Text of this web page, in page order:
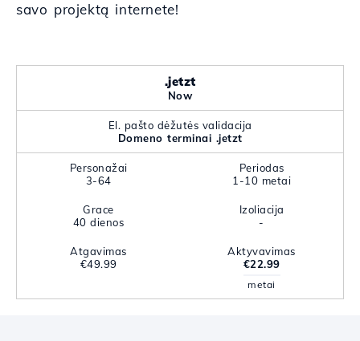
savo projektą internete!
.jetzt
Now
El. pašto dėžutės validacija
Domeno terminai .jetzt
Personažai
3-64
Periodas
1-10 metai
Grace
40 dienos
Izoliacija
-
Atgavimas
€49.99
Aktyvavimas
€22.99
metai